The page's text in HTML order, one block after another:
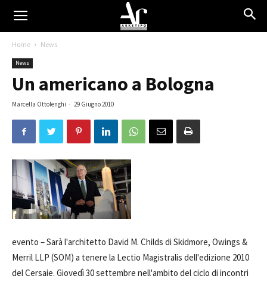
Home News
News
Un americano a Bologna
Marcella Ottolenghi - 29 Giugno 2010
evento –Sarà l'architetto David M. Childs di Skidmore, Owings &
Merril LLP (SOM) a tenere la Lectio Magistralis dell'edizione 2010
del Cersaie. Giovedì 30 settembre nell'ambito del ciclo di incontri